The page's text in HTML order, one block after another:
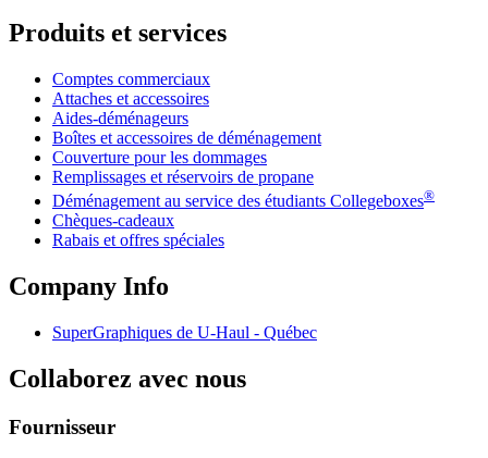
Produits et services
Comptes commerciaux
Attaches et accessoires
Aides-déménageurs
Boîtes et accessoires de déménagement
Couverture pour les dommages
Remplissages et réservoirs de propane
Déménagement au service des étudiants Collegeboxes®
Chèques-cadeaux
Rabais et offres spéciales
Company Info
SuperGraphiques de U-Haul - Québec
Collaborez avec nous
Fournisseur